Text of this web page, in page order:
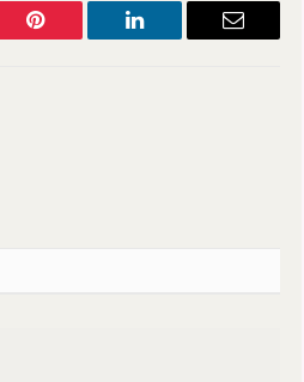
Pinterest LinkedIn Email